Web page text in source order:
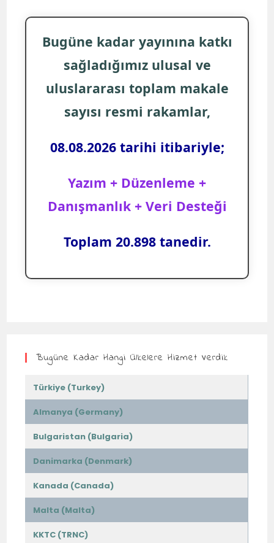
Bugüne kadar yayınına katkı
sağladığımız ulusal ve
uluslararası toplam makale
sayısı resmi rakamlar,
08.08.2026 tarihi itibariyle;
Yazım + Düzenleme +
Danışmanlık + Veri Desteği
Toplam 20.898 tanedir.
Bugüne Kadar Hangi Ülkelere Hizmet Verdik
Türkiye (Turkey)
Almanya (Germany)
Bulgaristan (Bulgaria)
Danimarka (Denmark)
Kanada (Canada)
Malta (Malta)
KKTC (TRNC)